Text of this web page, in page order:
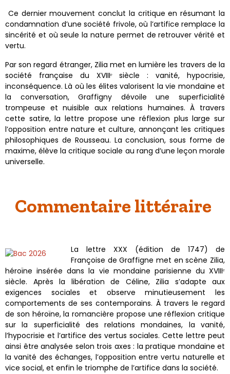
Ce dernier mouvement conclut la critique en résumant la
condamnation d’une société frivole, où l’artifice remplace la
sincérité et où seule la nature permet de retrouver vérité et
vertu.
Par son regard étranger, Zilia met en lumière les travers de la
société française du XVIIIᵉ siècle : vanité, hypocrisie,
inconséquence. Là où les élites valorisent la vie mondaine et
la conversation, Graffigny dévoile une superficialité
trompeuse et nuisible aux relations humaines. À travers
cette satire, la lettre propose une réflexion plus large sur
l’opposition entre nature et culture, annonçant les critiques
philosophiques de Rousseau. La conclusion, sous forme de
maxime, élève la critique sociale au rang d’une leçon morale
universelle.
Commentaire littéraire
La lettre XXX (édition de 1747) de
Françoise de Graffigne met en scène Zilia,
héroïne insérée dans la vie mondaine parisienne du XVIIIᵉ
siècle. Après la libération de Céline, Zilia s’adapte aux
exigences sociales et observe minutieusement les
comportements de ses contemporains. À travers le regard
de son héroïne, la romancière propose une réflexion critique
sur la superficialité des relations mondaines, la vanité,
l’hypocrisie et l’artifice des vertus sociales. Cette lettre peut
ainsi être analysée selon trois axes : la pratique mondaine et
la vanité des échanges, l’opposition entre vertu naturelle et
vice social, et enfin le triomphe de l’artifice dans la société.